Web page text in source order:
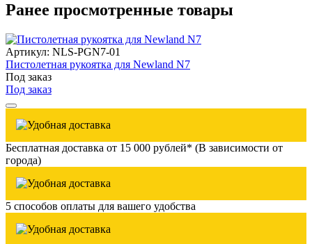
Ранее просмотренные товары
Артикул: NLS-PGN7-01
Пистолетная рукоятка для Newland N7
Под заказ
Под заказ
Бесплатная доставка от 15 000 рублей* (В зависимости от
города)
5 способов оплаты для вашего удобства